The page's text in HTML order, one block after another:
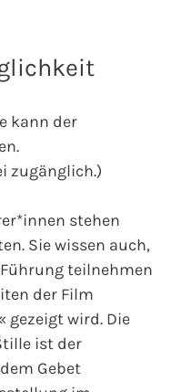
kann der
zugänglich.)
stehen
Sie wissen auch,
teilnehmen
der Film
gezeigt wird. Die
ist der
Gebet